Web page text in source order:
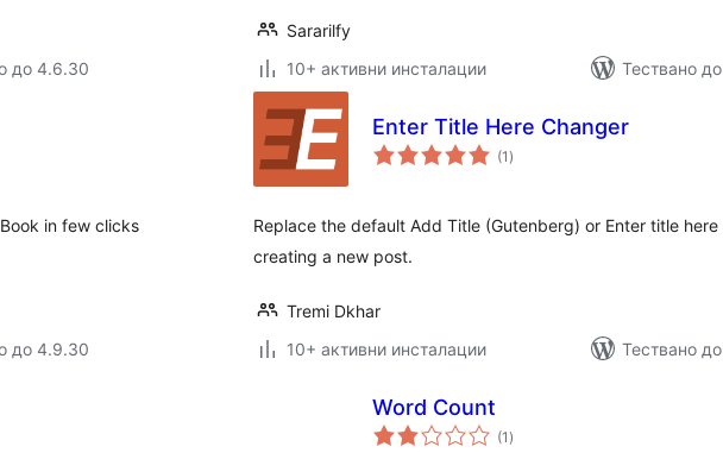
до 4.6.30
Sararilfy
10+ активни инсталации
Тествано
in few clicks
до 4.9.30
Enter Title Here Changer
(1 общо
оценки
)
Replace the default Add Title (Gutenberg) or Enter title
creating a new post.
Tremi Dkhar
10+ активни инсталации
Тествано
Word Count
(1 общо
оценки
)